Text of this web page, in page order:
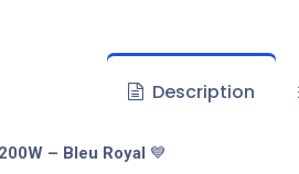
Description
– Bleu Royal 💙